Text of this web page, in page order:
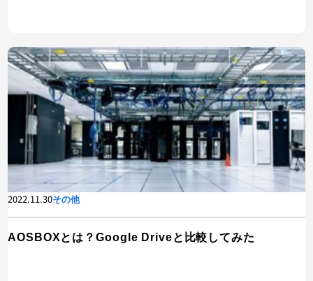
2022.11.30その他
AOSBOXとは？Google Driveと比較してみた